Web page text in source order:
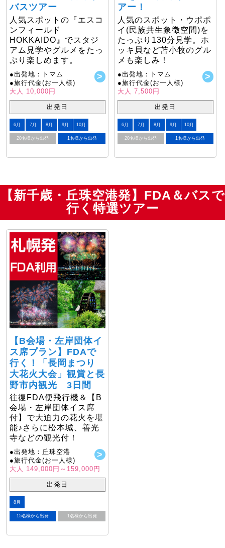
バスツアー
人気スポットの『エスコ
ンフィールド
HOKKAIDO』でスタジ
アム見学やグルメをたっ
ぷり楽しめます。
●出発地：トマム
●旅行代金(お一人様)
大人 10,000円
出発日
6月 7月 8月 9月 10月
20名様から出発 1名様から出発
アー！
人気のスポット・ウポポ
イ(民族共生象徴空間)を
たっぷり130分見学。ホ
ッキ貝など苫小牧のグル
メも楽しみ！
●出発地：トマム
●旅行代金(お一人様)
大人 7,500円
出発日
6月 7月 8月 9月 10月
20名様から出発 1名様から出発
【新千歳・丘珠空港発】FDA＆バスで
行く特選ツアー
【B会場・左岸団体イ
ス席プラン】FDAで
行く！「長岡まつり
大花火大会」観賞と長
野市内観光 3日間
往復FDA便飛行機＆【B
会場・左岸団体イス席
付】で大迫力の花火を堪
能♪さらに松本城、善光
寺などの観光付！
●出発地：丘珠空港
●旅行代金(お一人様)
大人 149,000円～159,000円
出発日
8月
15名様から出発 1名様から出発